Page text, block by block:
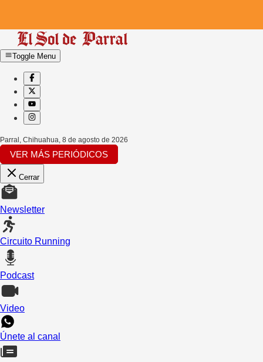
Toggle Menu
Parral, Chihuahua 8 de agosto de 2026
VER MÁS PERIÓDICOS
Cerrar
Newsletter
Circuito Running
Podcast
Video
Únete al canal